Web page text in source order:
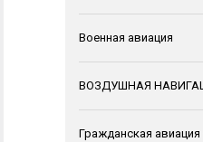
Военная авиация
ВОЗДУШНАЯ
Гражданская